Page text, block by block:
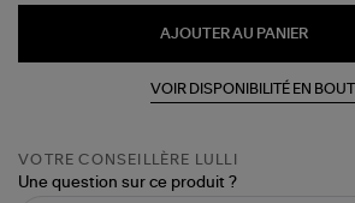
AJOUTER AU PANIER
VOIR DISPONIBILITÉ EN
VOTRE CONSEILLÈRE LULLI
Une question sur ce produit ?